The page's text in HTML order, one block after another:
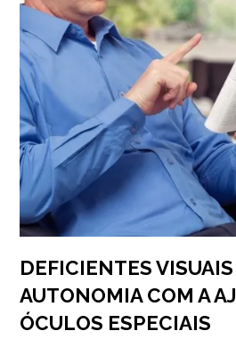
DEFICIENTES
AUTONOMIA COM A
ÓCULOS ESPECIAIS